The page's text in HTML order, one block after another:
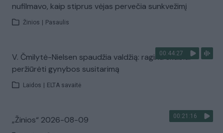
nufilmavo, kaip stiprus vėjas pervečia sunkvežimį
Žinios Pasaulis
00:44:27
V. Čmilytė-Nielsen spaudžia valdžią: ragina skubiai
peržiūrėti gynybos susitarimą
Laidos ELTA savaitė
00:21:16
„Žinios“ 2026-08-09